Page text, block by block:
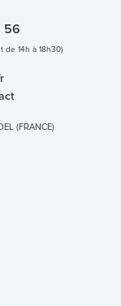
56
de 14h à 18h30)
(FRANCE)